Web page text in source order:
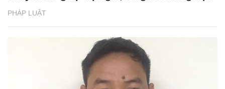
PHÁP LUẬT